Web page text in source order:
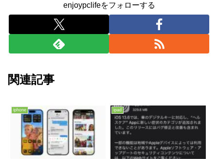
enjoypclifeをフォローする
関連記事
iphone ipad